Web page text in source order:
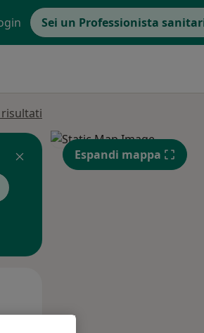
Sei un Professionista
Espandi mappa